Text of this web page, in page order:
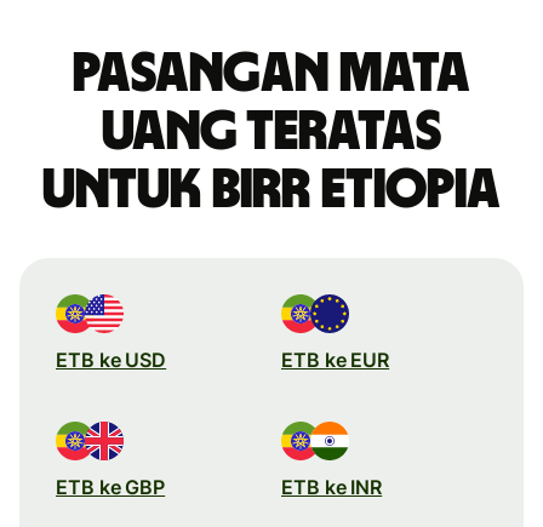
Pasangan mata
uang teratas
untuk birr Etiopia
ETB ke USD ETB ke EUR
ETB ke GBP ETB ke INR